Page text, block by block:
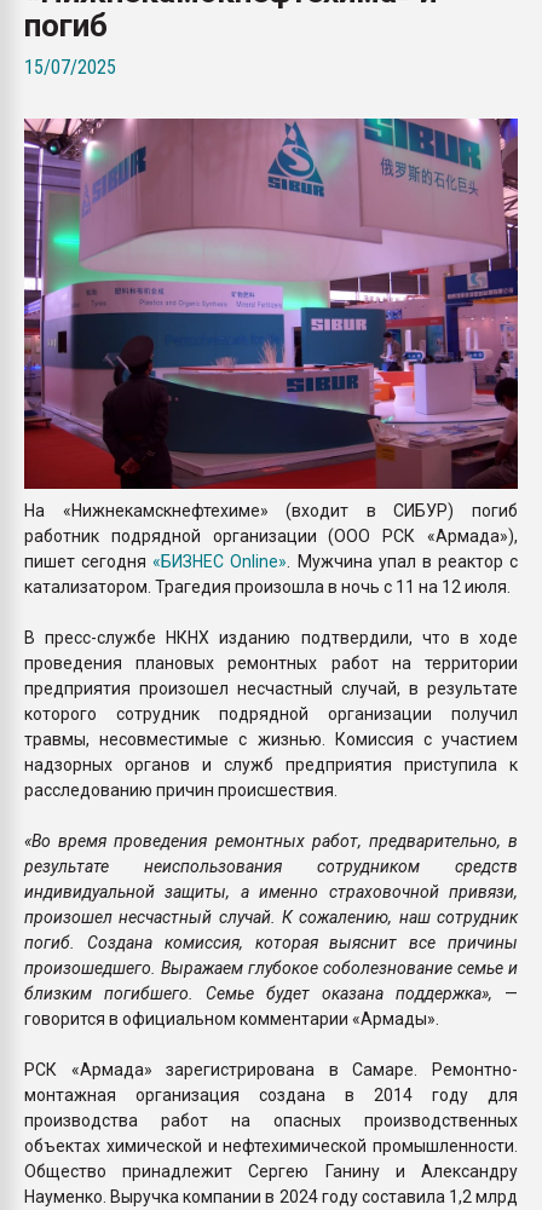
погиб
15/07/2025
На «Нижнекамскнефтехиме» (входит в СИБУР) погиб
работник подрядной организации (ООО РСК «Армада»),
пишет сегодня«БИЗНЕС Online» . Мужчина упал в реактор с
катализатором. Трагедия произошла в ночь с 11 на 12 июля.
В пресс-службе НКНХ изданию подтвердили, что в ходе
проведения плановых ремонтных работ на территории
предприятия произошел несчастный случай, в результате
которого сотрудник подрядной организации получил
травмы, несовместимые с жизнью. Комиссия с участием
надзорных органов и служб предприятия приступила к
расследованию причин происшествия.
«Во время проведения ремонтных работ, предварительно, в
результате неиспользования сотрудником средств
индивидуальной защиты, а именно страховочной привязи,
произошел несчастный случай. К сожалению, наш сотрудник
погиб. Создана комиссия, которая выяснит все причины
произошедшего. Выражаем глубокое соболезнование семье и
близким погибшего. Семье будет оказана поддержка», —
говорится в официальном комментарии «Армады».
РСК «Армада» зарегистрирована в Самаре. Ремонтно-
монтажная организация создана в 2014 году для
производства работ на опасных производственных
объектах химической и нефтехимической промышленности.
Общество принадлежит Сергею Ганину и Александру
Науменко. Выручка компании в 2024 году составила 1,2 млрд